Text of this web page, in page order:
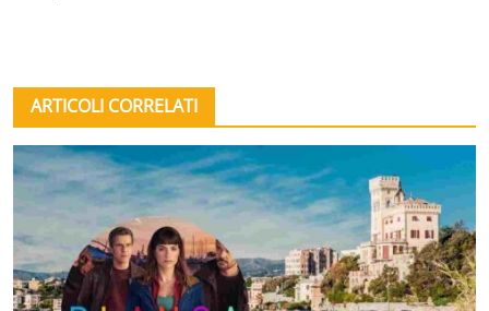
ARTICOLI CORRELATI